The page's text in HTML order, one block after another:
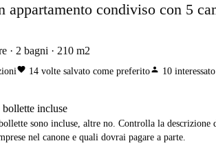
appartamento condiviso con 5
2 bagni 210 m2
favorite 14 volte salvato come preferitoperson 10 interessato
bollette incluse
sono incluse, altre no. Controlla la descrizione
nel canone e quali dovrai pagare a parte.